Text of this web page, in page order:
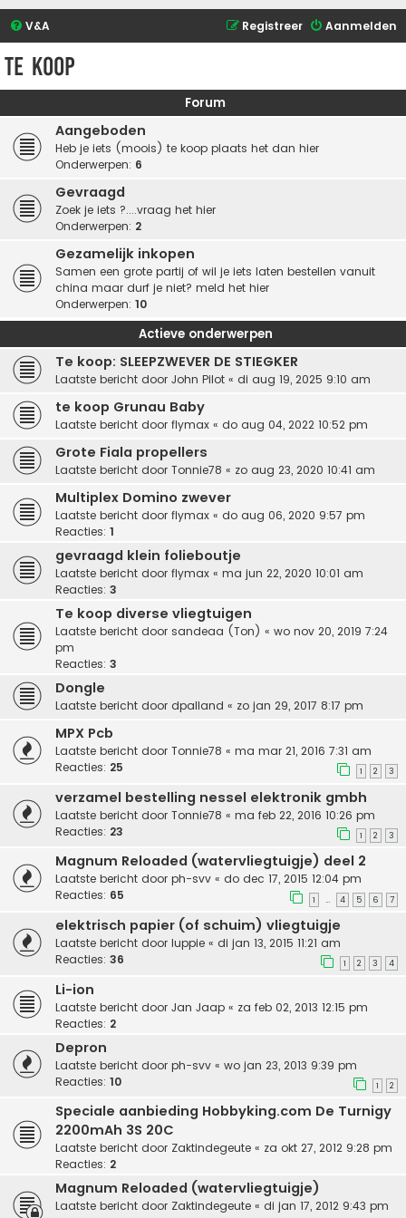
V&A Aanmelden
Registreer
Te Koop
Forum
Aangeboden
Heb je iets (moois) te koop plaats het dan hier
Onderwerpen: 6
Gevraagd
Zoek je iets ?....vraag het hier
Onderwerpen: 2
Gezamelijk inkopen
Samen een grote partij of wil je iets laten bestellen vanuit
china maar durf je niet? meld het hier
Onderwerpen: 10
Actieve onderwerpen
Te koop: SLEEPZWEVER DE STIEGKER
Laatste bericht door John Pilot « di aug 19, 2025 9:10 am
te koop Grunau Baby
Laatste bericht door flymax « do aug 04, 2022 10:52 pm
Grote Fiala propellers
Laatste bericht door Tonnie78 « zo aug 23, 2020 10:41 am
Multiplex Domino zwever
Laatste bericht door flymax « do aug 06, 2020 9:57 pm
Reacties: 1
gevraagd klein folieboutje
Laatste bericht door flymax « ma jun 22, 2020 10:01 am
Reacties: 3
Te koop diverse vliegtuigen
Laatste bericht door sandeaa (Ton) « wo nov 20, 2019 7:24
pm
Reacties: 3
Dongle
Laatste bericht door dpalland « zo jan 29, 2017 8:17 pm
MPX Pcb
Laatste bericht door Tonnie78 « ma mar 21, 2016 7:31 am
Reacties: 25 1 2 3
verzamel bestelling nessel elektronik gmbh
Laatste bericht door Tonnie78 « ma feb 22, 2016 10:26 pm
Reacties: 23 1 2 3
Magnum Reloaded (watervliegtuigje) deel 2
Laatste bericht door ph-svv « do dec 17, 2015 12:04 pm
Reacties: 65 1 … 4 5 6 7
elektrisch papier (of schuim) vliegtuigje
Laatste bericht door luppie « di jan 13, 2015 11:21 am
Reacties: 36 1 2 3 4
Li-ion
Laatste bericht door Jan Jaap « za feb 02, 2013 12:15 pm
Reacties: 2
Depron
Laatste bericht door ph-svv « wo jan 23, 2013 9:39 pm
Reacties: 10 1 2
Speciale aanbieding Hobbyking.com De Turnigy
2200mAh 3S 20C
Laatste bericht door Zaktindegeute « za okt 27, 2012 9:28 pm
Reacties: 2
Magnum Reloaded (watervliegtuigje)
Laatste bericht door Zaktindegeute « di jan 17, 2012 9:43 pm